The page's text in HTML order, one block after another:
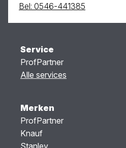
Bel: 0546-441385
Service
ProfPartner
Alle services
Merken
ProfPartner
Knauf
Stanley